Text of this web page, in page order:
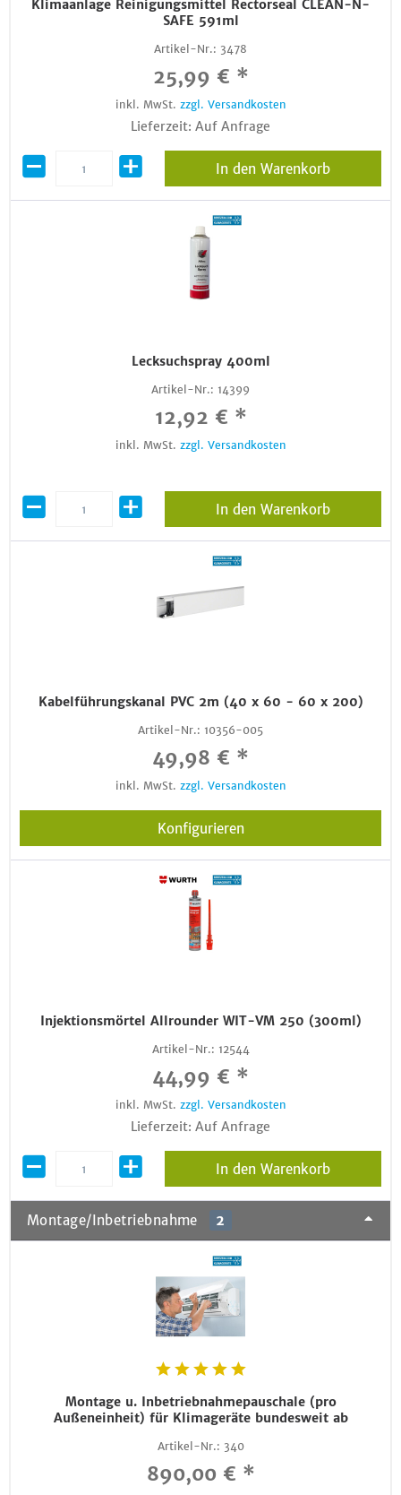
Klimaanlage Reinigungsmittel Rectorseal CLEAN-N-
SAFE 591ml
Artikel-Nr.: 3478
25,99 € *
inkl. MwSt. zzgl. Versandkosten
Lieferzeit: Auf Anfrage
In den Warenkorb
Lecksuchspray 400ml
Artikel-Nr.: 14399
12,92 € *
inkl. MwSt. zzgl. Versandkosten
In den Warenkorb
Kabelführungskanal PVC 2m (40 x 60 - 60 x 200)
Artikel-Nr.: 10356-005
49,98 € *
inkl. MwSt. zzgl. Versandkosten
Konfigurieren
Injektionsmörtel Allrounder WIT-VM 250 (300ml)
Artikel-Nr.: 12544
44,99 € *
inkl. MwSt. zzgl. Versandkosten
Lieferzeit: Auf Anfrage
In den Warenkorb
Montage/Inbetriebnahme 2
Montage u. Inbetriebnahmepauschale (pro
Außeneinheit) für Klimageräte bundesweit ab
Artikel-Nr.: 340
890,00 € *